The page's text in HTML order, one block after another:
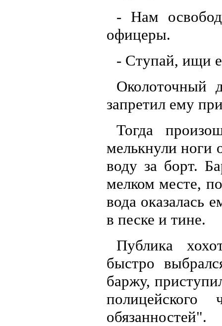
- Нам
офицеры.
- Ступай, ищи
Околоточный
запретил ему
Тогда
мелькнули ноги
воду за борт.
мелком месте,
вода оказалась
в песке и тине.
Публика
быстро
баржу,
обязанностей".